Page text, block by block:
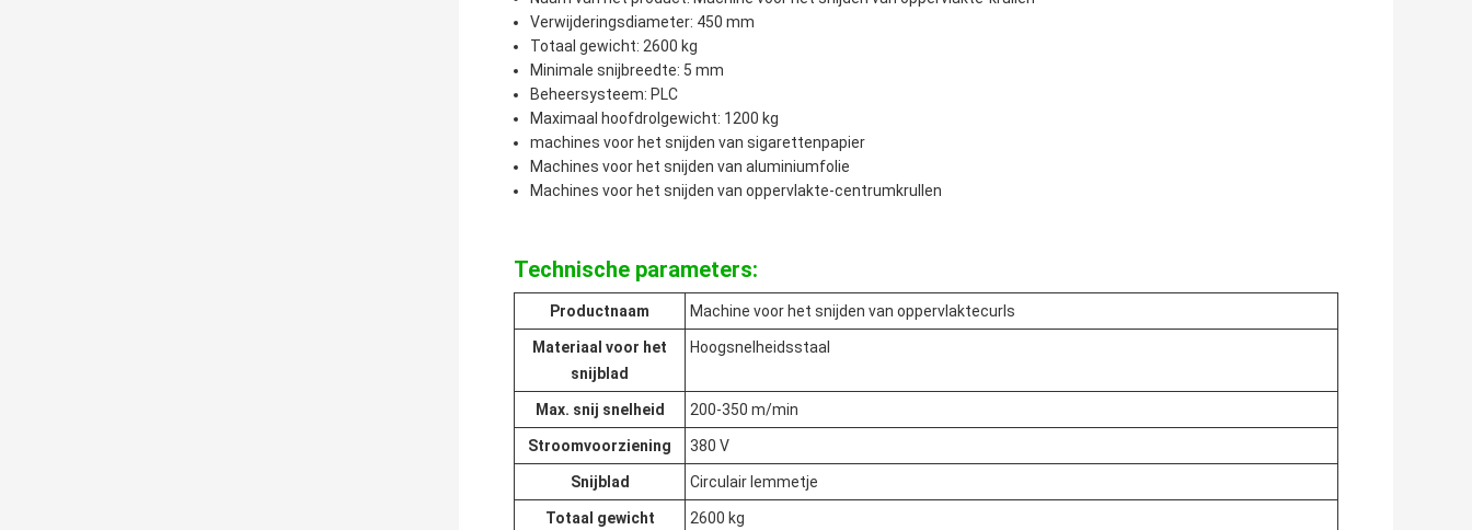
Verwijderingsdiameter: 450 mm
Totaal gewicht: 2600 kg
Minimale snijbreedte: 5 mm
Beheersysteem: PLC
Maximaal hoofdrolgewicht: 1200 kg
machines voor het snijden van sigarettenpapier
Machines voor het snijden van aluminiumfolie
Machines voor het snijden van oppervlakte-centrumkrullen
Technische parameters:
Productnaam Machine voor het snijden van oppervlaktecurls
Materiaal voor het
snijblad
Hoogsnelheidsstaal
Max. snij snelheid 200-350 m/min
Stroomvoorziening 380 V
Snijblad Circulair lemmetje
Totaal gewicht 2600 kg